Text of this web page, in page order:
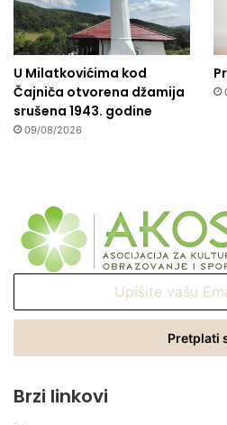
U Milatkovićima kod
Čajniča otvorena džamija
srušena 1943. godine
09/08/2026
Email
Brzi linkovi